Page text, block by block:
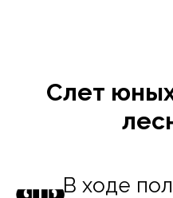
Слет
В ходе